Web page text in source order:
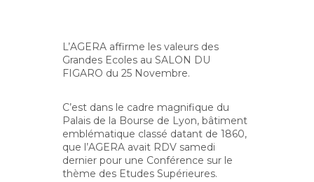
L’AGERA affirme les valeurs des
Grandes Ecoles au SALON DU
FIGARO du 25 Novembre.
C’est dans le cadre magnifique du
Palais de la Bourse de Lyon, bâtiment
emblématique classé datant de 1860,
que l’AGERA avait RDV samedi
dernier pour une Conférence sur le
thème des Etudes Supérieures.